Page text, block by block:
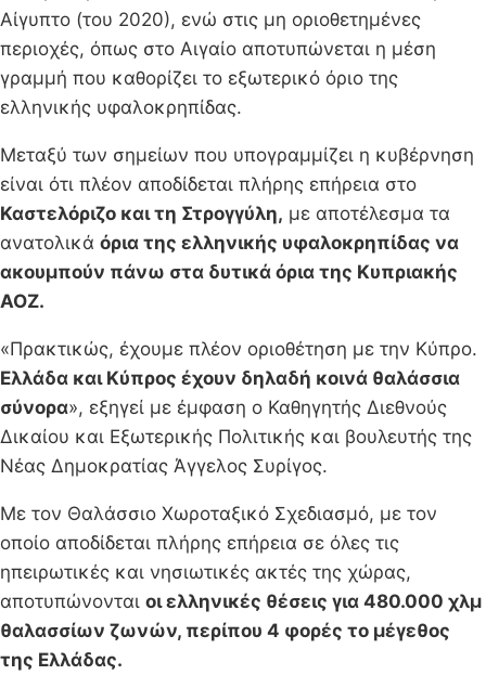
Αίγυπτο (του 2020), ενώ στις μη οριοθετημένες
περιοχές, όπως στο Αιγαίο αποτυπώνεται η μέση
γραμμή που καθορίζει το εξωτερικό όριο της
ελληνικής υφαλοκρηπίδας.
Μεταξύ των σημείων που υπογραμμίζει η κυβέρνηση
είναι ότι πλέον αποδίδεται πλήρης επήρεια στο
Καστελόριζο και τη Στρογγύλη, με αποτέλεσμα τα
ανατολικά όρια της ελληνικής υφαλοκρηπίδας να
ακουμπούν πάνω στα δυτικά όρια της Κυπριακής
ΑΟΖ.
«Πρακτικώς, έχουμε πλέον οριοθέτηση με την Κύπρο.
Ελλάδα και Κύπρος έχουν δηλαδή κοινά θαλάσσια
σύνορα», εξηγεί με έμφαση ο Καθηγητής Διεθνούς
Δικαίου και Εξωτερικής Πολιτικής και βουλευτής της
Νέας Δημοκρατίας Άγγελος Συρίγος.
Με τον Θαλάσσιο Χωροταξικό Σχεδιασμό, με τον
οποίο αποδίδεται πλήρης επήρεια σε όλες τις
ηπειρωτικές και νησιωτικές ακτές της χώρας,
αποτυπώνονται οι ελληνικές θέσεις για 480.000 χλμ
θαλασσίων ζωνών, περίπου 4 φορές το μέγεθος
της Ελλάδας.